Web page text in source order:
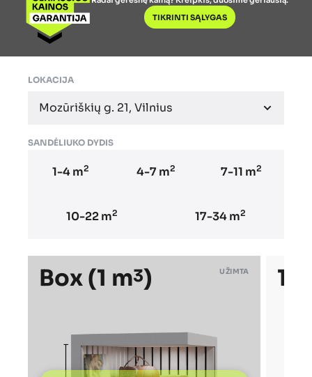
TIKRINTI SĄLYGAS
LOKACIJA
Lokacijos pasirinkimas
Mozūriškių g. 21, Vilnius
SANDĖLIUKO DYDIS
1-4 m2 4-7 m2 7-11 m2
10-22 m2 17-34 m2
Box (1 m3) UŽIMTA